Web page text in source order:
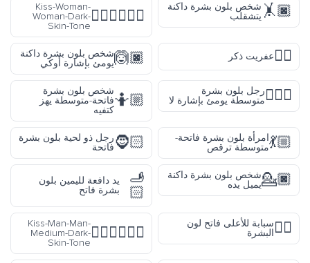
🤸🏿 شخص بلون بشرة داكنة
يتشقلب
👩🏿‍❤️‍💋‍👩🏿
Kiss-Woman-
Woman-Dark-
Skin-Tone
🧞‍♂️عفريت ذكر 🙆🏿شخص بلون بشرة داكنة
يومئ بإشارة أوكي
🙅🏽‍♂️رجل بلون بشرة
متوسطة يومئ بإشارة لا
🤷🏼
شخص بلون بشرة
فاتحة-متوسطة يهز
كتفيه
💃🏼امرأة بلون بشرة فاتحة-
متوسطة ترقص
🧔🏻رجل ذو لحية بلون بشرة
فاتحة
💁🏿شخص بلون بشرة داكنة
يميل يده
🫸
🏻
يد دافعة لليمين بلون
بشرة فاتح
☝🏻سبابة للأعلى فاتح لون
البشرة
👨🏾‍❤️‍💋‍👨🏾
Kiss-Man-Man-
Medium-Dark-
Skin-Tone